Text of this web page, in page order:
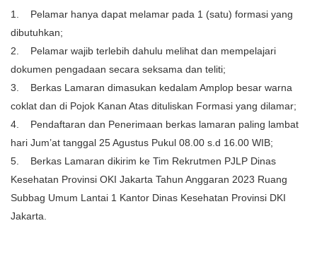
1. Pelamar hanya dapat melamar pada 1 (satu) formasi yang
dibutuhkan;
2. Pelamar wajib terlebih dahulu melihat dan mempelajari
dokumen pengadaan secara seksama dan teliti;
3. Berkas Lamaran dimasukan kedalam Amplop besar warna
coklat dan di Pojok Kanan Atas dituliskan Formasi yang dilamar;
4. Pendaftaran dan Penerimaan berkas lamaran paling lambat
hari Jum’at tanggal 25 Agustus Pukul 08.00 s.d 16.00 WIB;
5. Berkas Lamaran dikirim ke Tim Rekrutmen PJLP Dinas
Kesehatan Provinsi OKI Jakarta Tahun Anggaran 2023 Ruang
Subbag Umum Lantai 1 Kantor Dinas Kesehatan Provinsi DKI
Jakarta.